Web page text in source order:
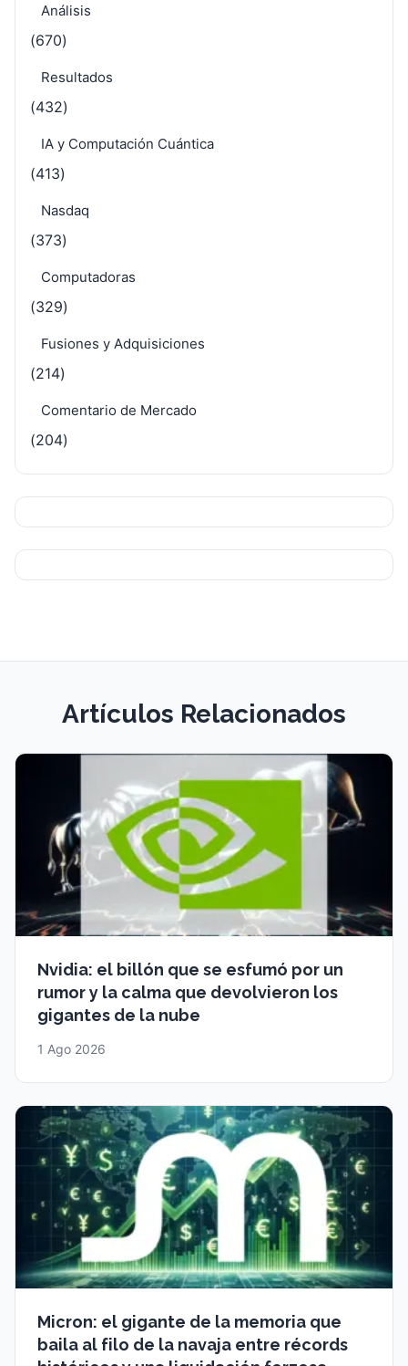
Análisis
(670)
Resultados
(432)
IA y Computación Cuántica
(413)
Nasdaq
(373)
Computadoras
(329)
Fusiones y Adquisiciones
(214)
Comentario de Mercado
(204)
Artículos Relacionados
Nvidia: el billón que se esfumó por un
rumor y la calma que devolvieron los
gigantes de la nube
1 Ago 2026
Micron: el gigante de la memoria que
baila al filo de la navaja entre récords